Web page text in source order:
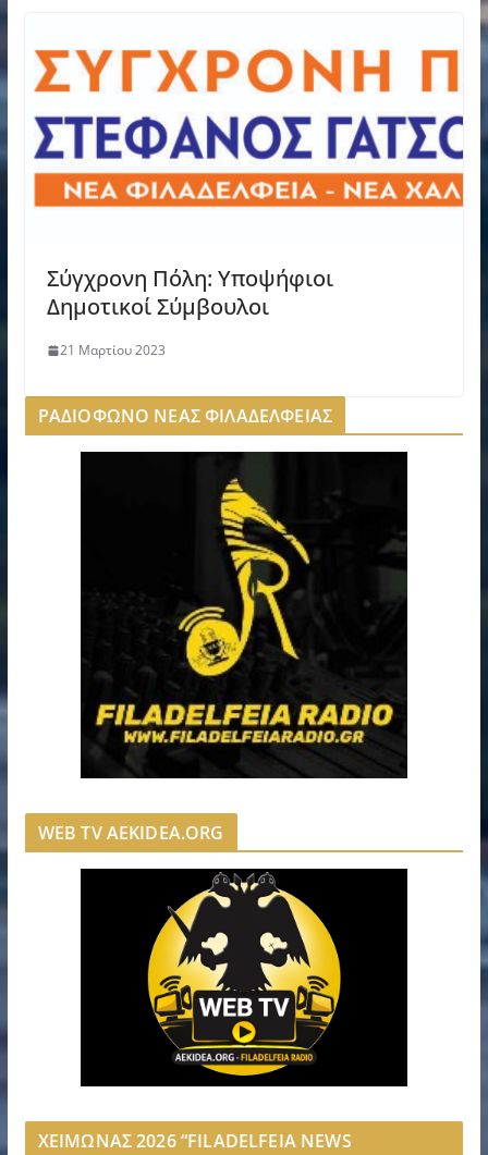
Σύγχρονη Πόλη: Υποψήφιοι
Δημοτικοί Σύμβουλοι
21 Μαρτίου 2023
ΡΑΔΙΟΦΩΝΟ ΝΕΑΣ ΦΙΛΑΔΕΛΦΕΙΑΣ
WEB TV AEKIDEA.ORG
ΧΕΙΜΩΝΑΣ 2026 “FILADELFEIA NEWS